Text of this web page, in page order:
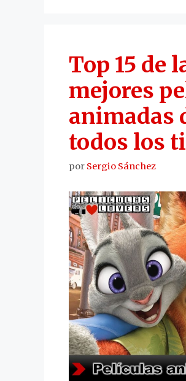
Top 15 de
mejores
animadas
todos los
por Sergio Sánchez